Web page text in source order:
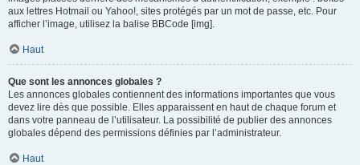
aux lettres Hotmail ou Yahoo!, sites protégés par un mot de passe, etc. Pour
afficher l’image, utilisez la balise BBCode [img].
Haut
Que sont les annonces globales ?
Les annonces globales contiennent des informations importantes que vous
devez lire dès que possible. Elles apparaissent en haut de chaque forum et
dans votre panneau de l’utilisateur. La possibilité de publier des annonces
globales dépend des permissions définies par l’administrateur.
Haut